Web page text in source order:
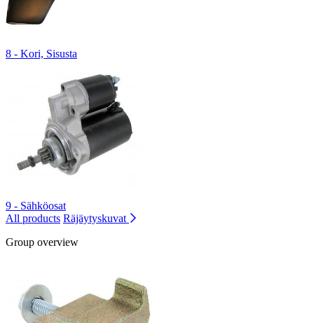
8 - Kori, Sisusta
9 - Sähköosat
All products Räjäytyskuvat
Group overview